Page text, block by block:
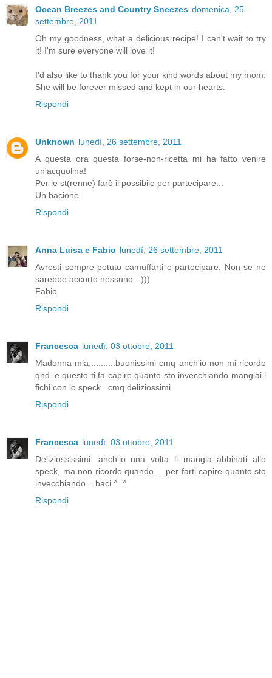
Ocean Breezes and Country Sneezes domenica, 25
settembre, 2011
Oh my goodness, what a delicious recipe! I can't wait to try
it! I'm sure everyone will love it!
I'd also like to thank you for your kind words about my mom.
She will be forever missed and kept in our hearts.
Rispondi
Unknown lunedì, 26 settembre, 2011
A questa ora questa forse-non-ricetta mi ha fatto venire
un'acquolina!
Per le st(renne) farò il possibile per partecipare...
Un bacione
Rispondi
Anna Luisa e Fabio lunedì, 26 settembre, 2011
Avresti sempre potuto camuffarti e partecipare. Non se ne
sarebbe accorto nessuno :-)))
Fabio
Rispondi
Francesca lunedì, 03 ottobre, 2011
Madonna mia...........buonissimi cmq anch'io non mi ricordo
qnd..e questo ti fa capire quanto sto invecchiando mangiai i
fichi con lo speck...cmq deliziossimi
Rispondi
Francesca lunedì, 03 ottobre, 2011
Deliziossissimi, anch'io una volta li mangia abbinati allo
speck, ma non ricordo quando.....per farti capire quanto sto
invecchiando....baci ^_^
Rispondi